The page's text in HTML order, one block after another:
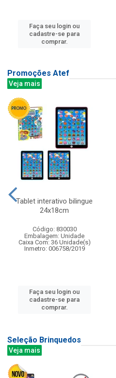
Faça seu login ou
cadastre-se para
comprar.
Promoções Atef
Veja mais
Tablet interativo bilingue
24x18cm
Código: 830030
Embalagem: Unidade
Caixa Com: 36 Unidade(s)
Inmetro: 006758/2019
Faça seu login ou
cadastre-se para
comprar.
Seleção Brinquedos
Veja mais